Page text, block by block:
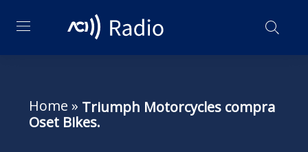
Home » Triumph Motorcycles compra
Oset Bikes.